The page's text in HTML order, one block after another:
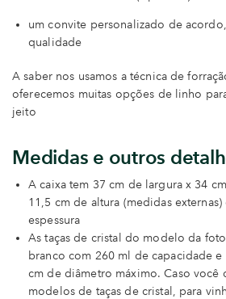
um convite personalizado de
qualidade
A saber nos usamos a técnica de
oferecemos muitas opções de linho
jeito
Medidas e outros
A caixa tem 37 cm de largura x 34
11,5 cm de altura (medidas
espessura
As taças de cristal do modelo da
branco com 260 ml de capacidade
cm de diâmetro máximo. Caso você
modelos de taças de cristal, para